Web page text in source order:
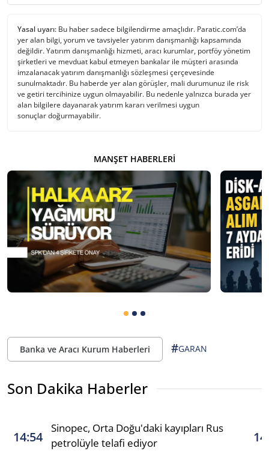
Yasal uyarı: Bu haber sadece bilgilendirme amaçlıdır. Paratic.com’da
yer alan bilgi, yorum ve tavsiyeler yatırım danışmanlığı kapsamında
değildir. Yatırım danışmanlığı hizmeti, aracı kurumlar, portföy yönetim
şirketleri ve mevduat kabul etmeyen bankalar ile müşteri arasında
imzalanacak yatırım danışmanlığı sözleşmesi çerçevesinde
sunulmaktadır. Bu haberde yer alan görüşler, mali durumunuz ile risk
ve getiri tercihinize uygun olmayabilir. Bu nedenle yalnızca burada yer
alan bilgilere dayanarak yatırım kararı verilmesi uygun
sonuçlar doğurmayabilir.
MANŞET HABERLERI
Banka ve Aracı Kurum Haberleri #GARAN
Son Dakika Haberler
14:54
Sinopec, Orta Doğu'daki kayıpları Rus
petrolüyle telafi ediyor